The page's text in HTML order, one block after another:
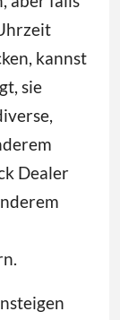
kannst
sie
Dealer